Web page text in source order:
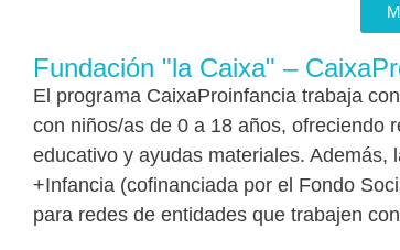
Fundación "la Caixa" –
El programa CaixaProinfancia trabaja
con niños/as de 0 a 18 años, ofreciendo
educativo y ayudas materiales.
+Infancia (cofinanciada por el Fondo
para redes de entidades que trabajen